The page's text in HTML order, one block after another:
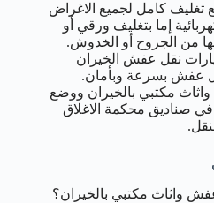
كامل لجميع الاغراض
إما بتغليف ورقي أو
من الجروح أو الخدوش.
نقل عفش الخيران
عفش بسرعة وبأمان.
مكتبي بالخيران ووضع
صناديق محكمة الاغلاق
واثاث مكتبي بالخيران؟